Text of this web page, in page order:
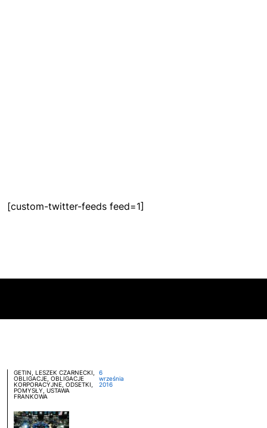
[custom-twitter-feeds feed=1]
GETIN, LESZEK CZARNECKI,
OBLIGACJE, OBLIGACJE
KORPORACYJNE, ODSETKI,
POMYSŁY, USTAWA
FRANKOWA
6
września
2016